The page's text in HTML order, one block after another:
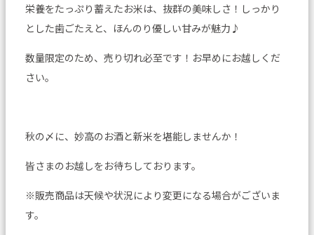
栄養をたっぷり蓄えたお米は、抜群の美味しさ！しっかり
とした歯ごたえと、ほんのり優しい甘みが魅力♪
数量限定のため、売り切れ必至です！お早めにお越しくだ
さい。
秋の〆に、妙高のお酒と新米を堪能しませんか！
皆さまのお越しをお待ちしております。
※販売商品は天候や状況により変更になる場合がございま
す。